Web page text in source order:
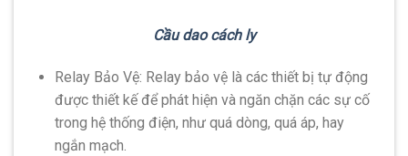
Cầu dao cách ly
Relay Bảo Vệ: Relay bảo vệ là các thiết bị tự động
được thiết kế để phát hiện và ngăn chặn các sự cố
trong hệ thống điện, như quá dòng, quá áp, hay
ngắn mạch.